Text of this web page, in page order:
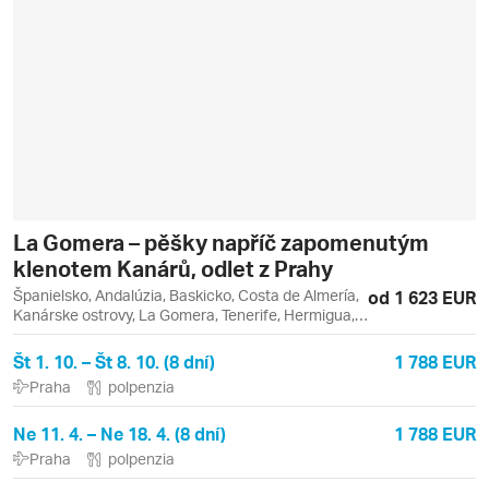
La Gomera – pěšky napříč zapomenutým
klenotem Kanárů, odlet z Prahy
Španielsko, Andalúzia, Baskicko, Costa de Almería,
Kanárske ostrovy, La Gomera, Tenerife, Hermigua,
Los Cristianos, San Sebastián, San Sebastián de la
Gomera, Valle Gran Rey, Vera
od 1 623 EUR
Št 1. 10. – Št 8. 10. (8 dní) 1 788 EUR
Praha polpenzia
Ne 11. 4. – Ne 18. 4. (8 dní) 1 788 EUR
Praha polpenzia